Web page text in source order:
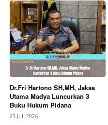
Dr.Fri Hartono SH,MH, Jaksa
Utama Madya Luncurkan 3
Buku Hukum Pidana
23 Juli 2026